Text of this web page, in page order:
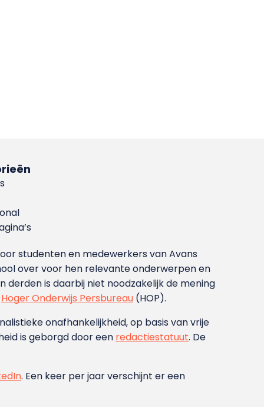
studenten en medewerkers van Avans
over voor hen relevante onderwerpen en
is daarbij niet noodzakelijk de mening
Hoger Onderwijs Persbureau (HOP).
onafhankelijkheid, op basis van vrije
is geborgd door een redactiestatuut. De
. Een keer per jaar verschijnt er een